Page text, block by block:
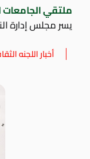
ملتقي
يسر مجلس إدارة
أخبار اللجنه